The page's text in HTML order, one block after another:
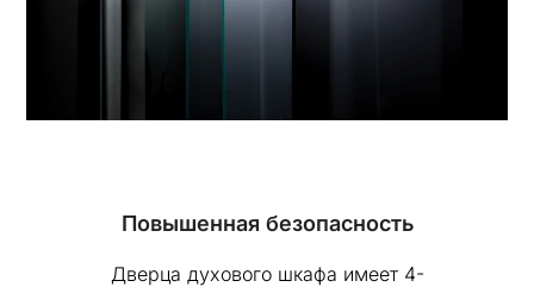
Повышенная безопасность
Дверца духового шкафа имеет 4-